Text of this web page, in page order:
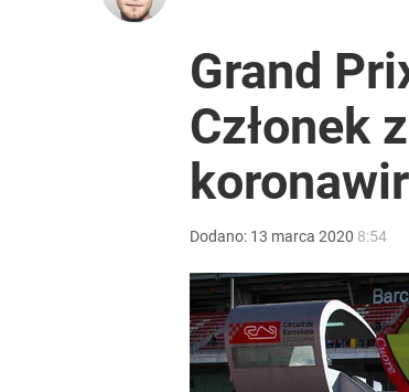
Grand
Członek
Dodano: 13 marca 2020 8:54